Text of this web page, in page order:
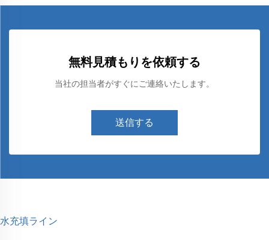
無料見積もりを依頼する
当社の担当者がすぐにご連絡いたします。
送信する
水充填ライン